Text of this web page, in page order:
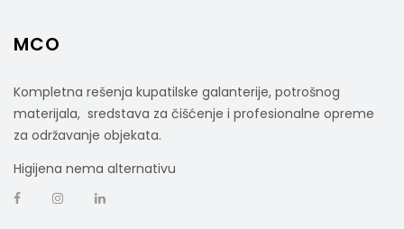
MCO
Kompletna rešenja kupatilske galanterije, potrošnog
materijala, sredstava za čišćenje i profesionalne opreme
za održavanje objekata.
Higijena nema alternativu